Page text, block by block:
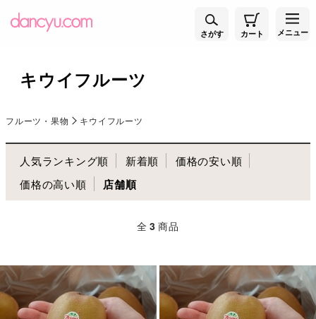
さがす カート メニュー
キウイフルーツ
フルーツ・果物 キウイフルーツ
人気ランキング順 新着順
価格の安い順
価格の高い順
店舗順
全 3 商品